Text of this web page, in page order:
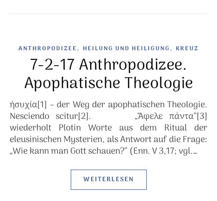
ANTHROPODIZEE , HEILUNG UND HEILIGUNG, KREUZ
7-2-17 Anthropodizee.
Apophatische Theologie
ἡσυχία[1] – der Weg der apophatischen Theologie.
Nesciendo scitur[2]. „Ἄφελε πάντα“[3]
wiederholt Plotin Worte aus dem Ritual der
eleusinischen Mysterien, als Antwort auf die Frage:
„Wie kann man Gott schauen?“ (Enn. V 3,17; vgl.…
WEITERLESEN